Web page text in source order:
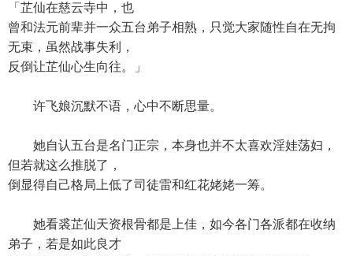
「芷仙在慈云寺中，也
曾和法元前辈并一众五台弟子相熟，只觉大家随性自在无拘
无束，虽然战事失利，
反倒让芷仙心生向往。」
许飞娘沉默不语，心中不断思量。
她自认五台是名门正宗，本身也并不太喜欢淫娃荡妇，
但若就这么推脱了，
倒显得自己格局上低了司徒雷和红花姥姥一筹。
她看裘芷仙天资根骨都是上佳，如今各门各派都在收纳
弟子，若是如此良才